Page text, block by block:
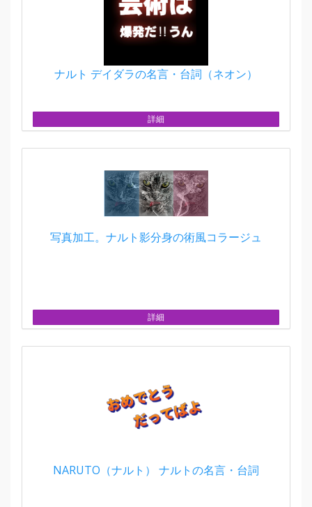
ナルト デイダラの名言・台詞（ネオン）
詳細
写真加工。ナルト影分身の術風コラージュ
詳細
NARUTO（ナルト） ナルトの名言・台詞